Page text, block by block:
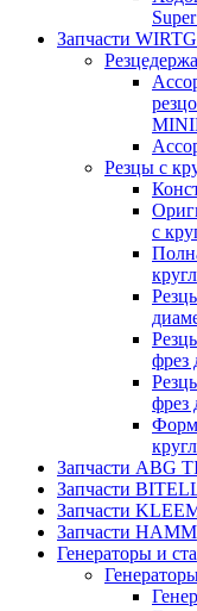
Запчасти
Резцы с
с
фрез
фрез
Запчасти ABG
Запчасти
Запчасти
Запчасти HAMM
Генераторы и